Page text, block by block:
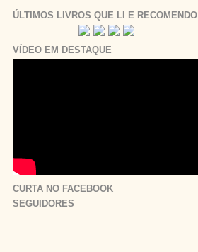
ÚLTIMOS LIVROS QUE LI E RECOMENDO
VÍDEO EM DESTAQUE
CURTA NO FACEBOOK
SEGUIDORES